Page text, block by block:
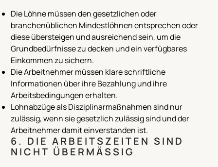
Die Löhne müssen den gesetzlichen oder
branchenüblichen Mindestlöhnen entsprechen oder
diese übersteigen und ausreichend sein, um die
Grundbedürfnisse zu decken und ein verfügbares
Einkommen zu sichern.
Die Arbeitnehmer müssen klare schriftliche
Informationen über ihre Bezahlung und ihre
Arbeitsbedingungen erhalten.
Lohnabzüge als Disziplinarmaßnahmen sind nur
zulässig, wenn sie gesetzlich zulässig sind und der
Arbeitnehmer damit einverstanden ist.
6. DIE ARBEITSZEITEN SIND
NICHT ÜBERMÄSSIG